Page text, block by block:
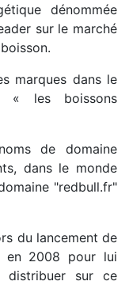
dénommée
sur le marché
marques dans le
« les boissons
de domaine
dans le monde
"redbull.fr"
du lancement de
en 2008 pour lui
distribuer sur ce